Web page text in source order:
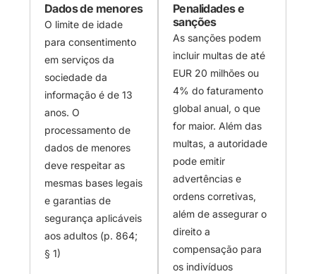
Dados de menores
O limite de idade
para consentimento
em serviços da
sociedade da
informação é de 13
anos. O
processamento de
dados de menores
deve respeitar as
mesmas bases legais
e garantias de
segurança aplicáveis
aos adultos (p. 864;
§ 1)
Penalidades e
sanções
As sanções podem
incluir multas de até
EUR 20 milhões ou
4% do faturamento
global anual, o que
for maior. Além das
multas, a autoridade
pode emitir
advertências e
ordens corretivas,
além de assegurar o
direito a
compensação para
os indivíduos